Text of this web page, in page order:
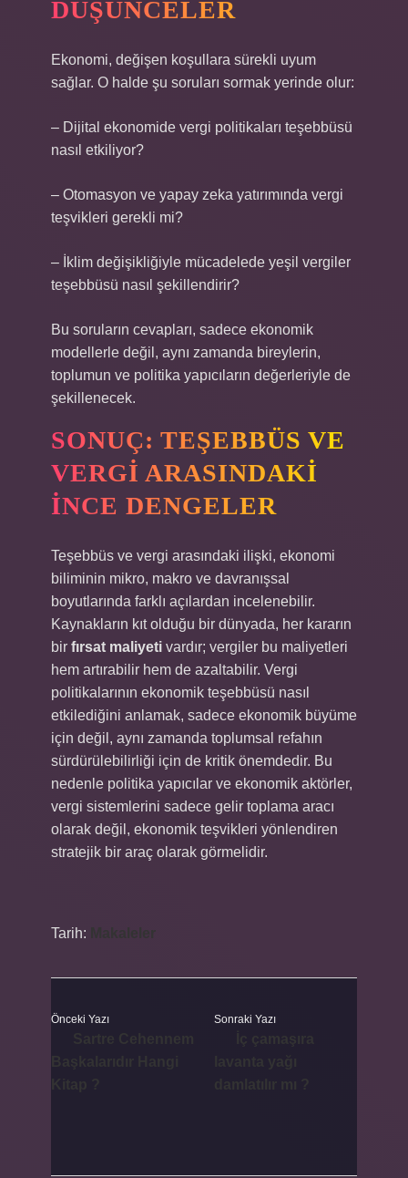
DÜŞÜNCELER
Ekonomi, değişen koşullara sürekli uyum
sağlar. O halde şu soruları sormak yerinde olur:
– Dijital ekonomide vergi politikaları teşebbüsü
nasıl etkiliyor?
– Otomasyon ve yapay zeka yatırımında vergi
teşvikleri gerekli mi?
– İklim değişikliğiyle mücadelede yeşil vergiler
teşebbüsü nasıl şekillendirir?
Bu soruların cevapları, sadece ekonomik
modellerle değil, aynı zamanda bireylerin,
toplumun ve politika yapıcıların değerleriyle de
şekillenecek.
SONUÇ: TEŞEBBÜS VE
VERGI ARASINDAKI
İNCE DENGELER
Teşebbüs ve vergi arasındaki ilişki, ekonomi
biliminin mikro, makro ve davranışsal
boyutlarında farklı açılardan incelenebilir.
Kaynakların kıt olduğu bir dünyada, her kararın
bir fırsat maliyeti vardır; vergiler bu maliyetleri
hem artırabilir hem de azaltabilir. Vergi
politikalarının ekonomik teşebbüsü nasıl
etkilediğini anlamak, sadece ekonomik büyüme
için değil, aynı zamanda toplumsal refahın
sürdürülebilirliği için de kritik önemdedir. Bu
nedenle politika yapıcılar ve ekonomik aktörler,
vergi sistemlerini sadece gelir toplama aracı
olarak değil, ekonomik teşvikleri yönlendiren
stratejik bir araç olarak görmelidir.
Tarih:
Önceki Yazı Sonraki Yazı